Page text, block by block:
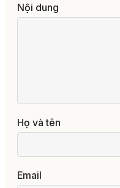
Nội dung
Họ và tên
Email